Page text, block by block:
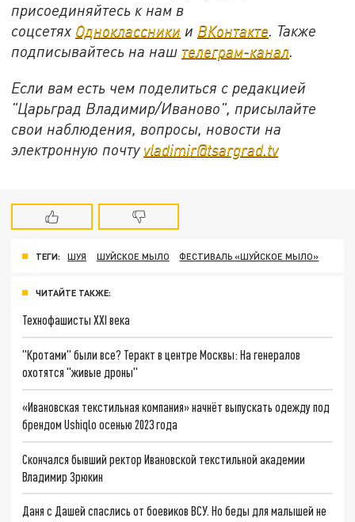
присоединяйтесь к нам в
соцсетях Одноклассники и ВКонтакте. Также
подписывайтесь на наш телеграм-канал.
Если вам есть чем поделиться с редакцией
"Царьград Владимир/Иваново", присылайте
свои наблюдения, вопросы, новости на
электронную почту vladimir@tsargrad.tv
ТЕГИ: ШУЯ ШУЙСКОЕ МЫЛО ФЕСТИВАЛЬ «ШУЙСКОЕ МЫЛО»
ЧИТАЙТЕ ТАКЖЕ:
Технофашисты XXI века
"Кротами" были все? Теракт в центре Москвы: На генералов
охотятся "живые дроны"
«Ивановская текстильная компания» начнёт выпускать одежду под
брендом Ushiqlo осенью 2023 года
Скончался бывший ректор Ивановской текстильной академии
Владимир Зрюкин
Даня с Дашей спаслись от боевиков ВСУ. Но беды для малышей не